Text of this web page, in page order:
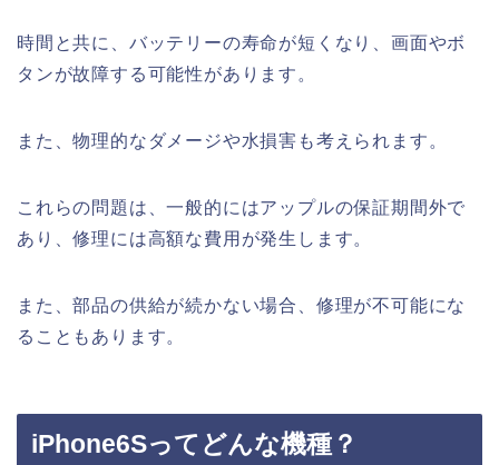
時間と共に、バッテリーの寿命が短くなり、画面やボ
タンが故障する可能性があります。
また、物理的なダメージや水損害も考えられます。
これらの問題は、一般的にはアップルの保証期間外で
あり、修理には高額な費用が発生します。
また、部品の供給が続かない場合、修理が不可能にな
ることもあります。
iPhone6Sってどんな機種？